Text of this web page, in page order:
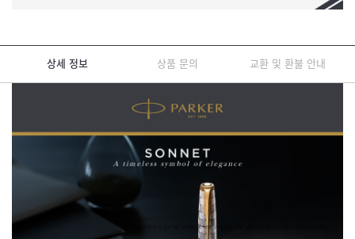
상세 정보 상품 문의 교환 및 환불 안내